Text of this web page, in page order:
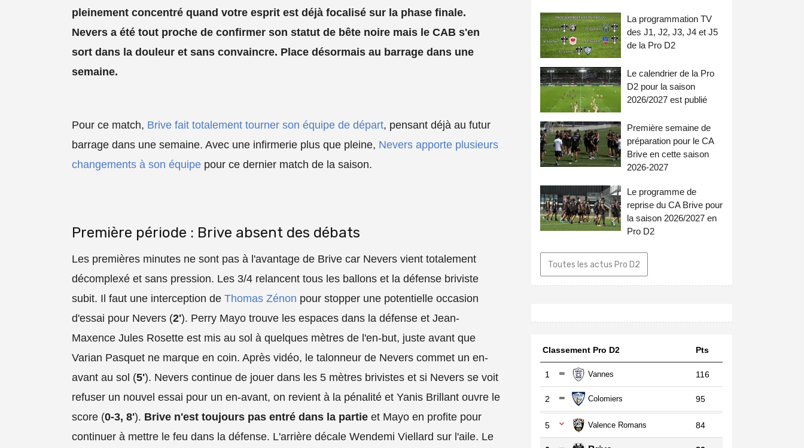
pleinement concentré quand votre esprit est déjà focalisé sur la phase finale.
Nevers a été tout proche de confirmer son statut de bête noire mais le CAB s'en
sort dans la douleur et sans convaincre. Place désormais au barrage dans une
semaine.
Pour ce match, Brive fait totalement tourner son équipe de départ, pensant déjà au futur
barrage dans une semaine. Avec une infirmerie plus que pleine, Nevers apporte plusieurs
changements à son équipe pour ce dernier match de la saison.
Première période : Brive absent des débats
Les premières minutes ne sont pas à l'avantage de Brive car Nevers vient totalement
décomplexé et sans pression. Les 3/4 relancent tous les ballons et la défense briviste
subit. Il faut une interception de Thomas Zénon pour stopper une potentielle occasion
d'essai pour Nevers (2'). Perry Mayo trouve les espaces dans la défense et Jean-
Maxence Jules Rosette est mis au sol à quelques mètres de l'en-but, juste avant que
Varian Pasquet ne marque en coin. Après vidéo, le talonneur de Nevers commet un en-
avant au sol (5'). Nevers continue de jouer dans les 5 mètres brivistes et si Nevers se voit
refuser un nouvel essai pour un en-avant, on revient à la pénalité et Yanis Brillant ouvre le
score (0-3, 8'). Brive n'est toujours pas entré dans la partie et Mayo en profite pour
continuer à mettre le feu dans la défense. L'arrière décale Wendemi Viellard sur l'aile. Le
La programmation TV
des J1, J2, J3, J4 et J5
de la Pro D2
Le calendrier de la Pro
D2 pour la saison
2026/2027 est publié
Première semaine de
préparation pour le CA
Brive en cette saison
2026-2027
Le programme de
reprise du CA Brive pour
la saison 2026/2027 en
Pro D2
Toutes les actus Pro D2
Classement Pro D2 Pts
1 Vannes 116
2 Colomiers 95
5 Valence Romans 84